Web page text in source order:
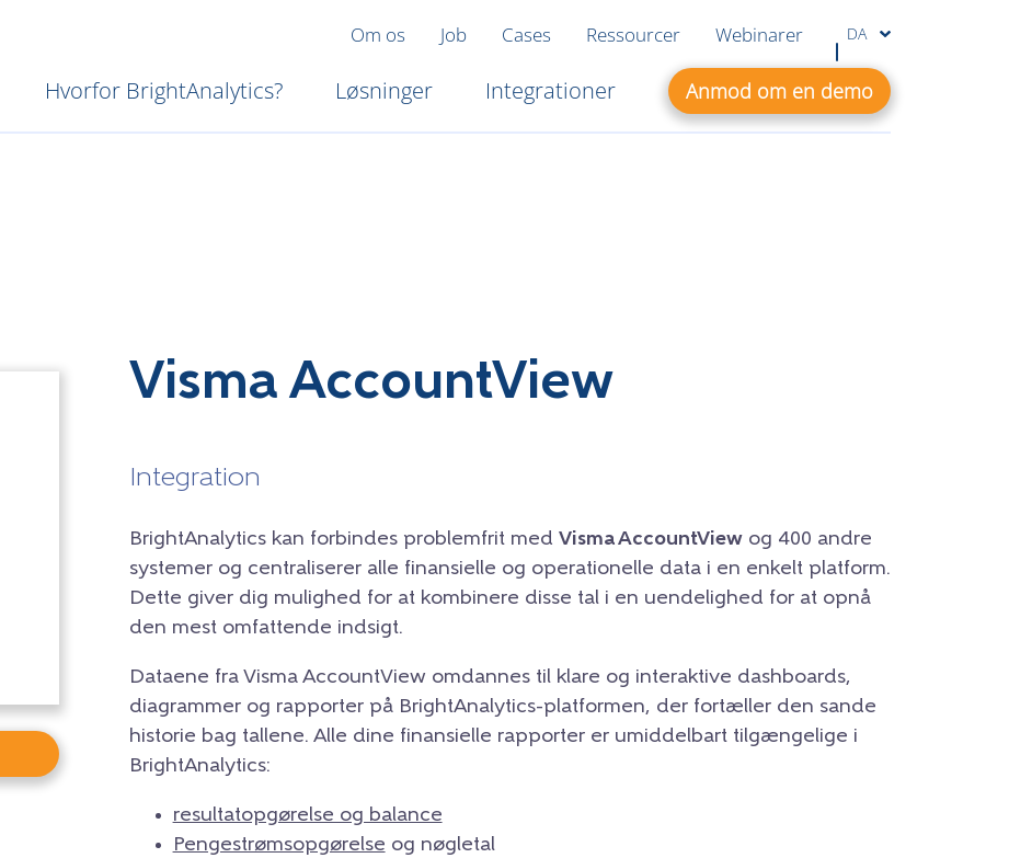
Om os Job Cases Ressourcer Webinarer DA
Hvorfor BrightAnalytics? Løsninger Integrationer Anmod om en demo
Visma AccountView
Integration
BrightAnalytics kan forbindes problemfrit med Visma AccountViewog 400 andre
systemer og centraliserer alle finansielle og operationelle data i en enkelt platform.
Dette giver dig mulighed for at kombinere disse tal i en uendelighed for at opnå
den mest omfattende indsigt.
Dataene fra Visma AccountView omdannes til klare og interaktive dashboards,
diagrammer og rapporter på BrightAnalytics-platformen, der fortæller den sande
historie bag tallene. Alle dine finansielle rapporter er umiddelbart tilgængelige i
BrightAnalytics:
resultatopgørelse og balance
Pengestrømsopgørelse og nøgletal